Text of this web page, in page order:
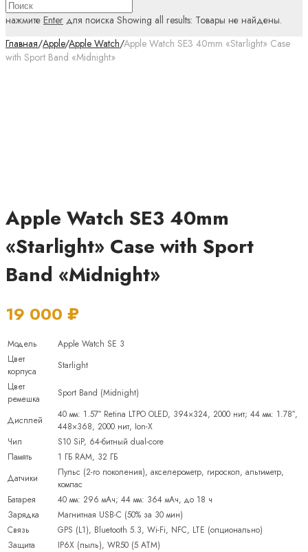
нажмите Enter для поиска Showing all results: Товары не найдены.
Главная/Apple/Apple Watch/Apple Watch SE3 40mm «Starlight» Case
with Sport Band «Midnight»
Apple Watch SE3 40mm
«Starlight» Case with Sport
Band «Midnight»
19 000 ₽
Модель
Apple Watch SE 3
Цвет
корпуса
Starlight
Цвет
ремешка
Sport Band (Midnight)
Дисплей
40 мм: 1.57″ Retina LTPO OLED, 394×324, 2000 нит; 44 мм: 1.78″,
448×368, 2000 нит, Ion-X
Чип
S10 SiP, 64-битный dual-core
Память
1 ГБ RAM, 32 ГБ
Датчики
Пульс (2-го поколения), акселерометр, гироскоп, альтиметр,
компас
Батарея
40 мм: 296 мАч; 44 мм: 364 мАч, до 18 ч
Зарядка
Магнитная USB-C (50% за 30 мин)
Связь
GPS (L1), Bluetooth 5.3, Wi-Fi, NFC, LTE (опционально)
Защита
IP6X (пыль), WR50 (5 ATM)